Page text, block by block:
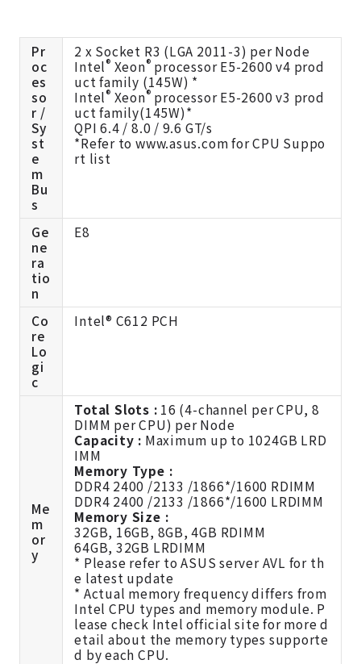
Pr
oc
es
so
r /
Sy
st
e
m
Bu
s
2 x Socket R3 (LGA 2011-3) per Node
Intel® Xeon® processor E5-2600 v4 prod
uct family (145W) *
Intel® Xeon® processor E5-2600 v3 prod
uct family(145W)*
QPI 6.4 / 8.0 / 9.6 GT/s
*Refer to www.asus.com for CPU Suppo
rt list
Ge
ne
ra
tio
n
E8
Co
re
Lo
gi
c
Intel® C612 PCH
Me
m
or
y
Total Slots : 16 (4-channel per CPU, 8
DIMM per CPU) per Node
Capacity : Maximum up to 1024GB LRD
IMM
Memory Type :
DDR4 2400 /2133 /1866*/1600 RDIMM
DDR4 2400 /2133 /1866*/1600 LRDIMM
Memory Size :
32GB, 16GB, 8GB, 4GB RDIMM
64GB, 32GB LRDIMM
* Please refer to ASUS server AVL for th
e latest update
* Actual memory frequency differs from
Intel CPU types and memory module. P
lease check Intel official site for more d
etail about the memory types supporte
d by each CPU.